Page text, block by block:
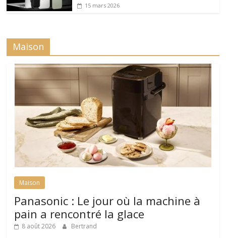
15 mars 2026
Maison
Maison
Panasonic : Le jour où la machine à
pain a rencontré la glace
8 août 2026 Bertrand